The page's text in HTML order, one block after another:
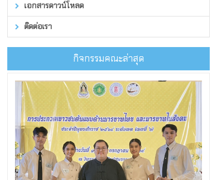
เอกสารดาวน์โหลด
ติดต่อเรา
กิจกรรมคณะล่าสุด